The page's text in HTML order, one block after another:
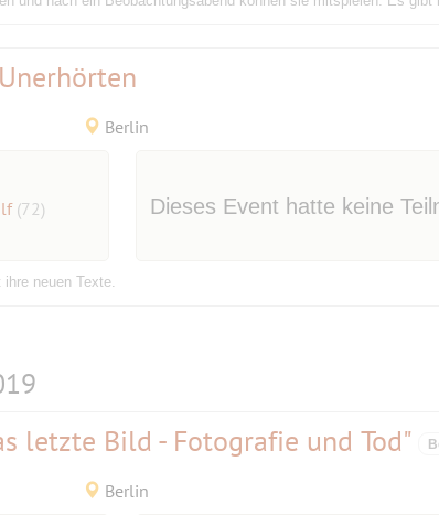
Berlin
(72) Dieses Event hatte keine
neuen Texte.
letzte Bild - Fotografie und Tod"
Berlin